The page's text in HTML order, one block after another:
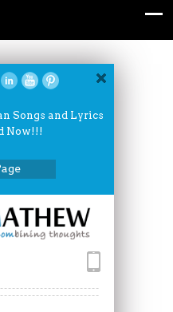
Songs and Lyrics
Now!!!